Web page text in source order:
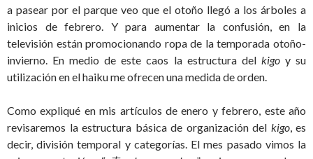
a pasear por el parque veo que el otoño llegó a los árboles a
inicios de febrero. Y para aumentar la confusión, en la
televisión están promocionando ropa de la temporada otoño-
invierno. En medio de este caos la estructura del kigoy su
utilización en el haiku me ofrecen una medida de orden.
Como expliqué en mis artículos de enero y febrero, este año
revisaremos la estructura básica de organización del kigo, es
decir, división temporal y categorías. El mes pasado vimos la